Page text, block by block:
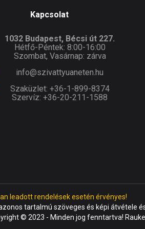
Kapcsolat
1032 Budapest, Bécsi út 227.
Hétfő-Péntek: 8:00-16:00
Szombat, Vasárnap: zárva
info@szivattyuaneten.hu
Szaküzlet: +36-1-899-8374
Szervíz: +36-20-211-1588
leadott rendelések esetén érvényes!
tartalmú szöveges és képi átvétele
© 2023 - Minden jog fenntartva!